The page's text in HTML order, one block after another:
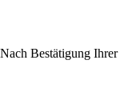
Nach Bestätigung Ihrer